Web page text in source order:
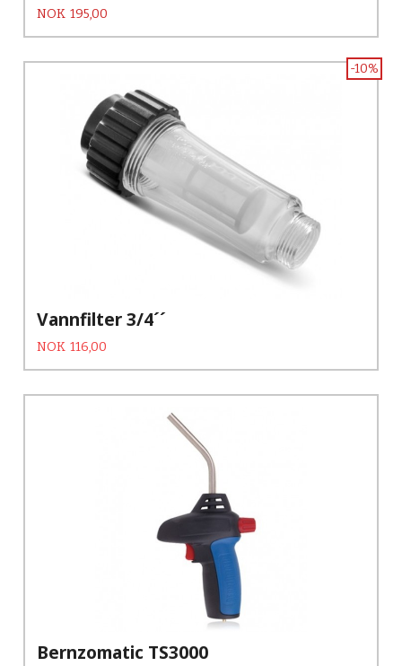
Pris
NOK 195,00
Vannfilter 3/4´´
Tilbud
NOK 116,00Rabatt
-10%
Bernzomatic TS3000